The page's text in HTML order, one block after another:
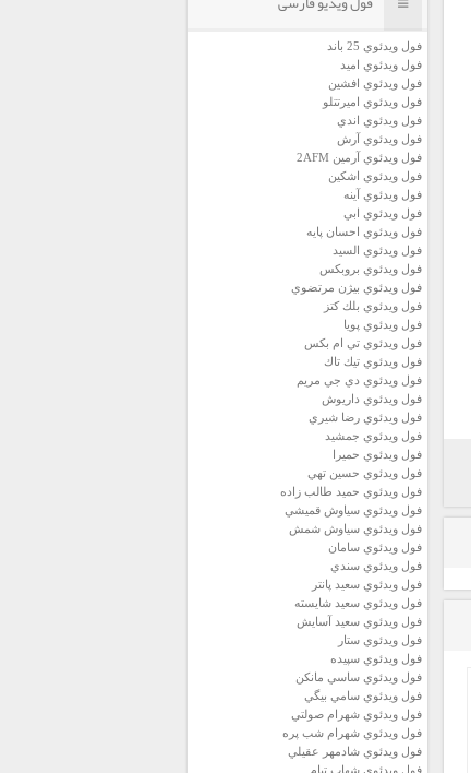
فول ويدئوي 25 باند
فول ويدئوي اميد
فول ويدئوي افشين
فول ويدئوي اميرتتلو
فول ويدئوي اندي
فول ويدئوي آرش
فول ويدئوي آرمين 2AFM
فول ويدئوي اشكين
فول ويدئوي آينه
فول ويدئوي ابي
فول ويدئوي احسان پايه
فول ويدئوي السيد
فول ويدئوي بروبكس
فول ويدئوي بيژن مرتضوي
فول ويدئوي بلك كتز
فول ويدئوي پويا
فول ويدئوي تي ام بكس
فول ويدئوي تيك تاك
فول ويدئوي دي جي مريم
فول ويدئوي داريوش
فول ويدئوي رضا شيري
فول ويدئوي جمشيد
فول ويدئوي حميرا
فول ويدئوي حسين تهي
فول ويدئوي حميد طالب زاده
فول ويدئوي سياوش قميشي
فول ويدئوي سياوش شمش
فول ويدئوي سامان
فول ويدئوي سندي
فول ويدئوي سعيد پانتر
فول ويدئوي سعيد شايسته
فول ويدئوي سعيد آسايش
فول ويدئوي ستار
فول ويدئوي سپيده
فول ويدئوي ساسي مانكن
فول ويدئوي سامي بيگي
فول ويدئوي شهرام صولتي
فول ويدئوي شهرام شب پره
فول ويدئوي شادمهر عقيلي
فول ويدئوي شهاب تيام